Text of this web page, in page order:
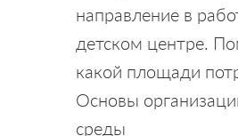
направление в
детском центре.
какой площади
Основы
среды